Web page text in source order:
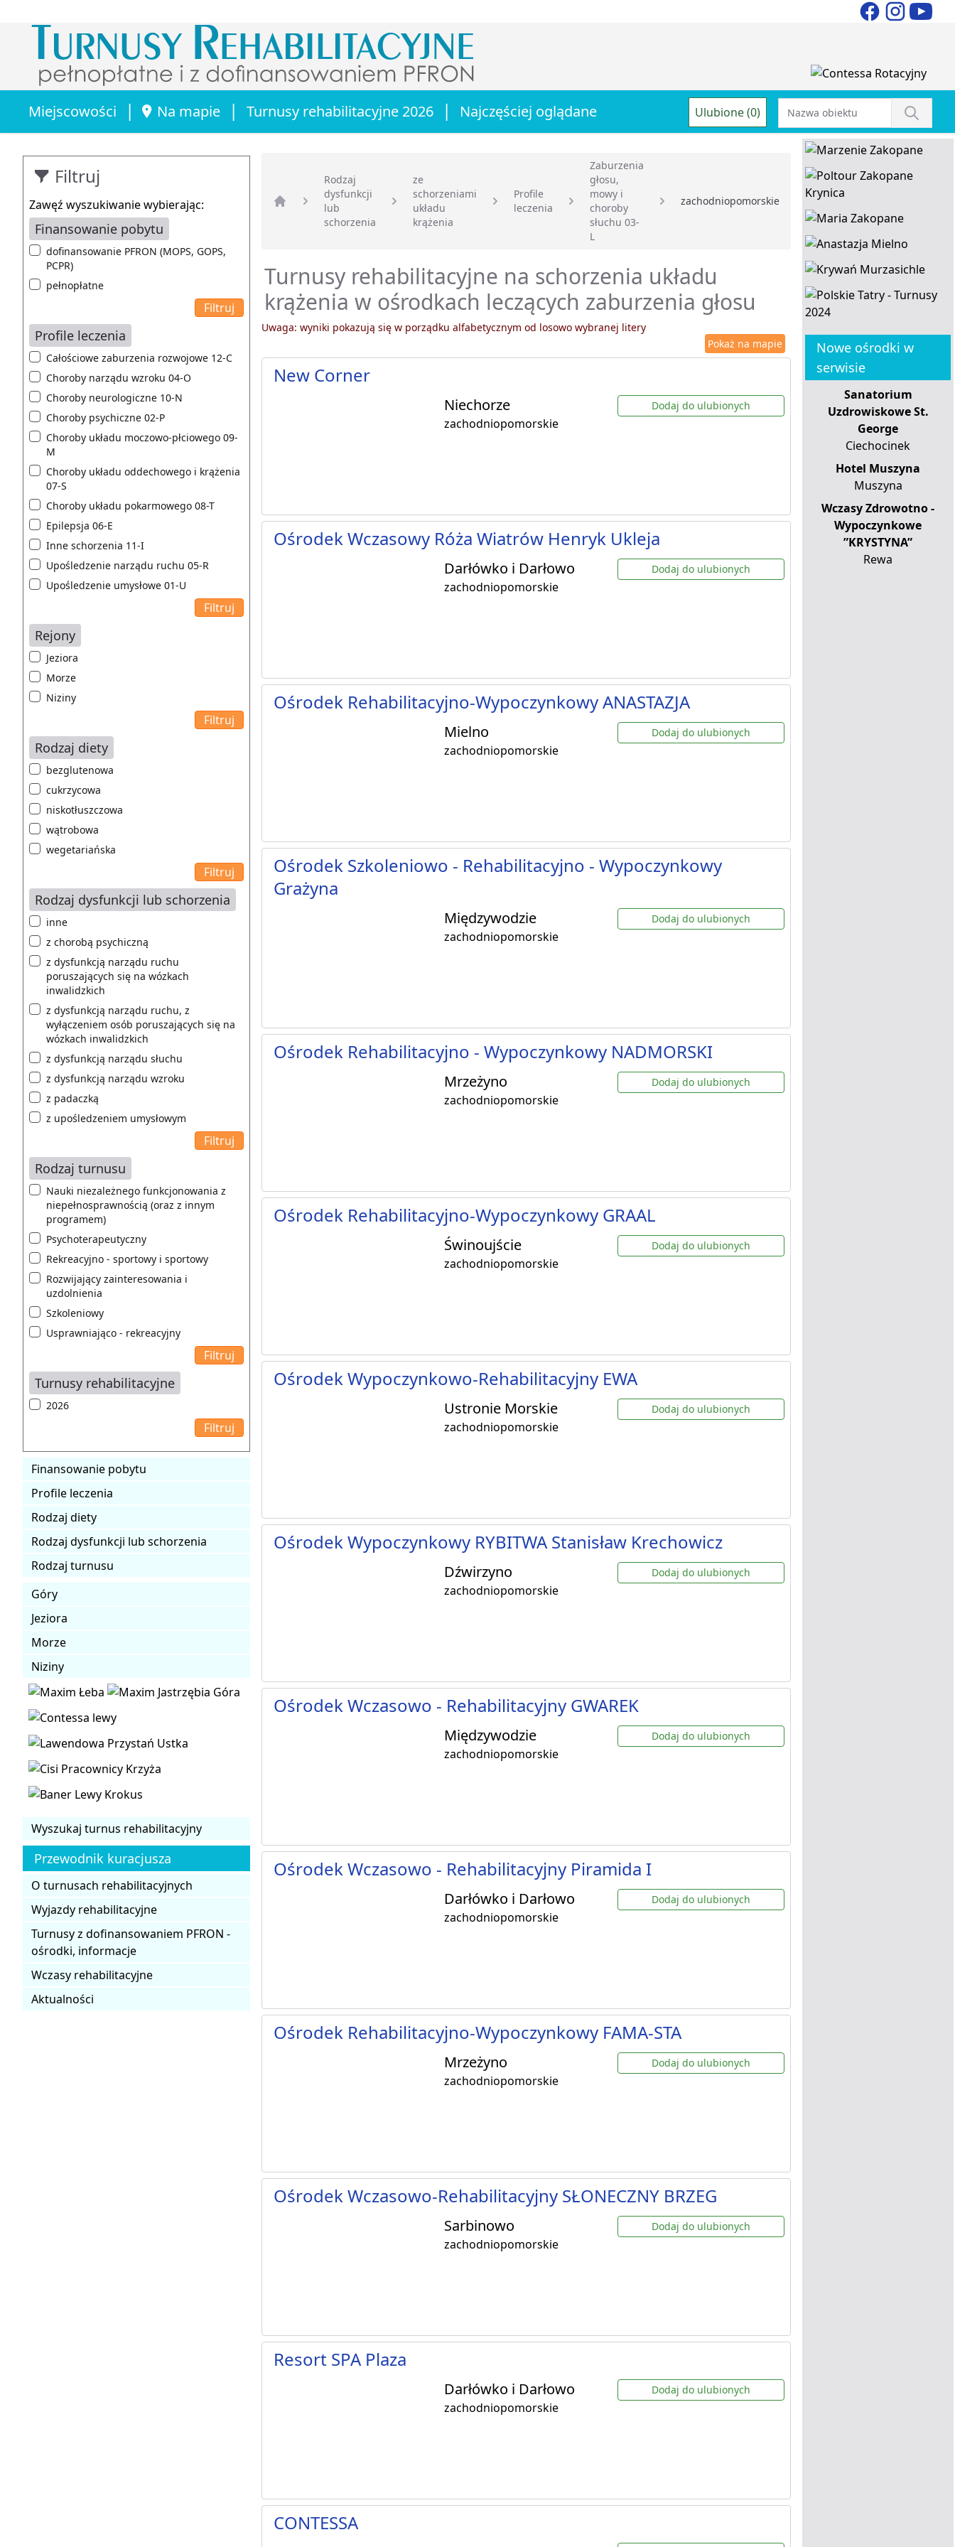
Miejscowości | Na mapie | Turnusy rehabilitacyjne 2026 | Najczęściej oglądane Ulubione (0)
Filtruj
Zawęź wyszukiwanie wybierając:
Finansowanie pobytu
dofinansowanie PFRON (MOPS, GOPS,
PCPR)
pełnopłatne
Profile leczenia
Całościowe zaburzenia rozwojowe 12-C
Choroby narządu wzroku 04-O
Choroby neurologiczne 10-N
Choroby psychiczne 02-P
Choroby układu moczowo-płciowego 09-
M
Choroby układu oddechowego i krążenia
07-S
Choroby układu pokarmowego 08-T
Epilepsja 06-E
Inne schorzenia 11-I
Upośledzenie narządu ruchu 05-R
Upośledzenie umysłowe 01-U
Rejony
Jeziora
Morze
Niziny
Rodzaj diety
bezglutenowa
cukrzycowa
niskotłuszczowa
wątrobowa
wegetariańska
Rodzaj dysfunkcji lub schorzenia
inne
z chorobą psychiczną
z dysfunkcją narządu ruchu
poruszających się na wózkach
inwalidzkich
z dysfunkcją narządu ruchu, z
wyłączeniem osób poruszających się na
wózkach inwalidzkich
z dysfunkcją narządu słuchu
z dysfunkcją narządu wzroku
z padaczką
z upośledzeniem umysłowym
Rodzaj turnusu
Nauki niezależnego funkcjonowania z
niepełnosprawnością (oraz z innym
programem)
Psychoterapeutyczny
Rekreacyjno - sportowy i sportowy
Rozwijający zainteresowania i
uzdolnienia
Szkoleniowy
Usprawniająco - rekreacyjny
Turnusy rehabilitacyjne
2026
Finansowanie pobytu
Profile leczenia
Rodzaj diety
Rodzaj dysfunkcji lub schorzenia
Rodzaj turnusu
Góry
Jeziora
Morze
Niziny
Wyszukaj turnus rehabilitacyjny
Przewodnik kuracjusza
O turnusach rehabilitacyjnych
Wyjazdy rehabilitacyjne
Turnusy z dofinansowaniem PFRON -
ośrodki, informacje
Wczasy rehabilitacyjne
Aktualności
Strona główna
Rodzaj
dysfunkcji
lub
schorzenia
ze
schorzeniami
układu
krążenia
Profile
leczenia
Zaburzenia
głosu,
mowy i
choroby
słuchu 03-
L
zachodniopomorskie
Turnusy rehabilitacyjne na schorzenia układu
krążenia w ośrodkach leczących zaburzenia głosu
Uwaga: wyniki pokazują się w porządku alfabetycznym od losowo wybranej litery
Pokaż na mapie
New Corner
Niechorze
zachodniopomorskie
Dodaj do ulubionych
Ośrodek Wczasowy Róża Wiatrów Henryk Ukleja
Darłówko i Darłowo
zachodniopomorskie
Dodaj do ulubionych
Ośrodek Rehabilitacyjno-Wypoczynkowy ANASTAZJA
Mielno
zachodniopomorskie
Dodaj do ulubionych
Ośrodek Szkoleniowo - Rehabilitacyjno - Wypoczynkowy
Grażyna
Międzywodzie
zachodniopomorskie
Dodaj do ulubionych
Ośrodek Rehabilitacyjno - Wypoczynkowy NADMORSKI
Mrzeżyno
zachodniopomorskie
Dodaj do ulubionych
Ośrodek Rehabilitacyjno-Wypoczynkowy GRAAL
Świnoujście
zachodniopomorskie
Dodaj do ulubionych
Ośrodek Wypoczynkowo-Rehabilitacyjny EWA
Ustronie Morskie
zachodniopomorskie
Dodaj do ulubionych
Ośrodek Wypoczynkowy RYBITWA Stanisław Krechowicz
Dźwirzyno
zachodniopomorskie
Dodaj do ulubionych
Ośrodek Wczasowo - Rehabilitacyjny GWAREK
Międzywodzie
zachodniopomorskie
Dodaj do ulubionych
Ośrodek Wczasowo - Rehabilitacyjny Piramida I
Darłówko i Darłowo
zachodniopomorskie
Dodaj do ulubionych
Ośrodek Rehabilitacyjno-Wypoczynkowy FAMA-STA
Mrzeżyno
zachodniopomorskie
Dodaj do ulubionych
Ośrodek Wczasowo-Rehabilitacyjny SŁONECZNY BRZEG
Sarbinowo
zachodniopomorskie
Dodaj do ulubionych
Resort SPA Plaza
Darłówko i Darłowo
zachodniopomorskie
Dodaj do ulubionych
CONTESSA
Nowe ośrodki w
serwisie
Sanatorium
Uzdrowiskowe St.
George
Ciechocinek
Hotel Muszyna
Muszyna
Wczasy Zdrowotno -
Wypoczynkowe
”KRYSTYNA”
Rewa